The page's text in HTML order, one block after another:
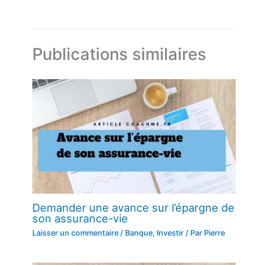
Publications similaires
Demander une avance sur l’épargne de
son assurance-vie
Laisser un commentaire / Banque, Investir / Par Pierre